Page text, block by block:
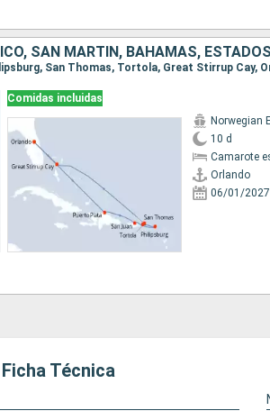
SAN MARTÍN, BAHAMAS,
San Thomas, Tortola, Great Stirrup Cay,
Comidas incluidas
Norwegian
10 d
Camarote
Orlando
06/01/2027
Ficha Técnica